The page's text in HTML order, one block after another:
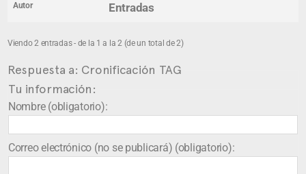
Autor Entradas
Viendo 2 entradas - de la 1 a la 2 (de un total de 2)
Respuesta a: Cronificación TAG
Tu información:
Nombre (obligatorio):
Correo electrónico (no se publicará) (obligatorio):